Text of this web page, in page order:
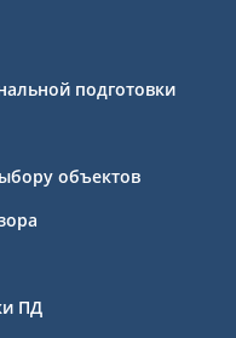
подготовки
объектов
ПД